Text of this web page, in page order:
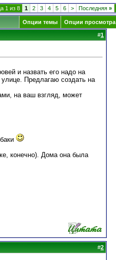
1 из 8 1 2 3 4 5 6 > Последняя »
Опции темы Опции просмотра
#1
и назвать его надо на
Предлагаю создать на
на ваш взгляд, может
конечно). Дома она была
#2